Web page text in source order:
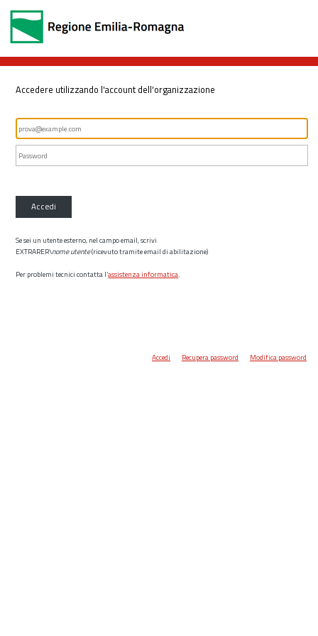
Accedere utilizzando l'account dell'organizzazione
Accedi
Se sei un utente esterno, nel campo email, scrivi
EXTRARER\nome utente(ricevuto tramite email di abilitazione)
Per problemi tecnici contatta l’assistenza informatica.
Accedi Recupera password Modifica password